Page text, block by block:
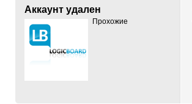
Аккаунт удален
Прохожие